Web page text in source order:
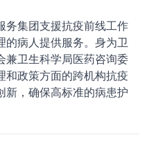
务集团支援抗疫前线工作
的病人提供服务。身为卫
兼卫生科学局医药咨询委
和政策方面的跨机构抗疫
新，确保高标准的病患护